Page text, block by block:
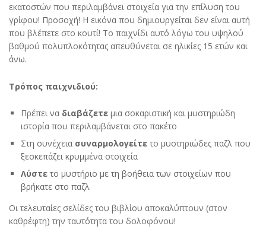
εκατοστών που περιλαμβάνει στοιχεία για την επίλυση του
γρίφου! Προσοχή! Η εικόνα που δημιουργείται δεν είναι αυτή
που βλέπετε στο κουτί! Το παιχνίδι αυτό λόγω του υψηλού
βαθμού πολυπλοκότητας απευθύνεται σε ηλικίες 15 ετών και
άνω.
Τρόπος παιχνιδιού:
Πρέπει να διαβάζετε μια σοκαριστική και μυστηριώδη
ιστορία που περιλαμβάνεται στο πακέτο
Στη συνέχεια συναρμολογείτε το μυστηριώδες παζλ που
ξεσκεπάζει κρυμμένα στοιχεία
Λύστε το μυστήριο με τη βοήθεια των στοιχείων που
βρήκατε στο παζλ
Οι τελευταίες σελίδες του βιβλίου αποκαλύπτουν (στον
καθρέφτη) την ταυτότητα του δολοφόνου!